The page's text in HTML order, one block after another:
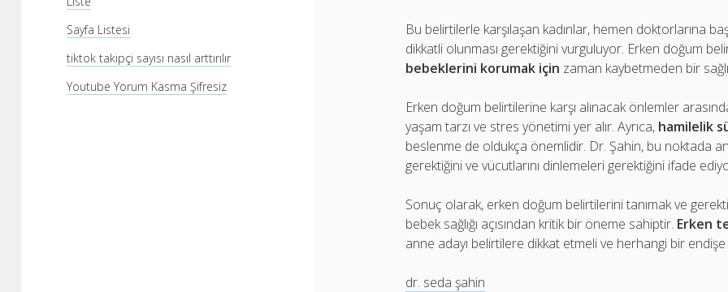
Sayfa Listesi
tiktok takipçi sayısı nasıl arttırılır
Youtube Yorum Kasma Şifresiz
Bu belirtilerle karşılaşan kadınlar, hemen doktorlarına
dikkatli olunması gerektiğini vurguluyor. Erken doğum
bebeklerini korumak için zaman kaybetmeden bir
Erken doğum belirtilerine karşı alınacak önlemler
yaşam tarzı ve stres yönetimi yer alır. Ayrıca, hamilelik
beslenme de oldukça önemlidir. Dr. Şahin, bu noktada
gerektiğini ve vücutlarını dinlemeleri gerektiğini ifade
Sonuç olarak, erken doğum belirtilerini tanımak ve
bebek sağlığı açısından kritik bir öneme sahiptir. Erken
anne adayı belirtilere dikkat etmeli ve herhangi bir
dr. seda şahin